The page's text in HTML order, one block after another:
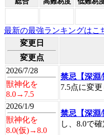
最新の最強ランキングはこ
変更日
変更点
2026/7/28
獣神化を
8.0→7.5
禁忌【深淵/
7.5点に変更
2026/1/9
獣神化を
8.0(仮)→8.0
禁忌【深淵/
し、8.0で確